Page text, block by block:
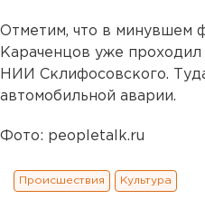
Отметим, что в минувшем
Караченцов уже
НИИ Склифосовского.
автомобильной аварии.
Фото: peopletalk.ru
Происшествия Культура